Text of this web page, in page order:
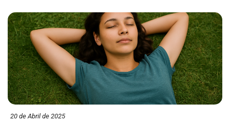
20 de Abril de 2025